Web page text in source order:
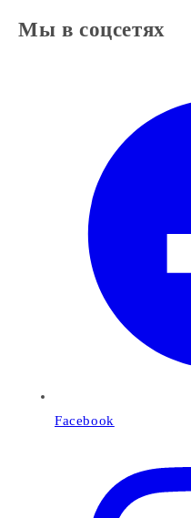
Мы в соцсетях
Facebook